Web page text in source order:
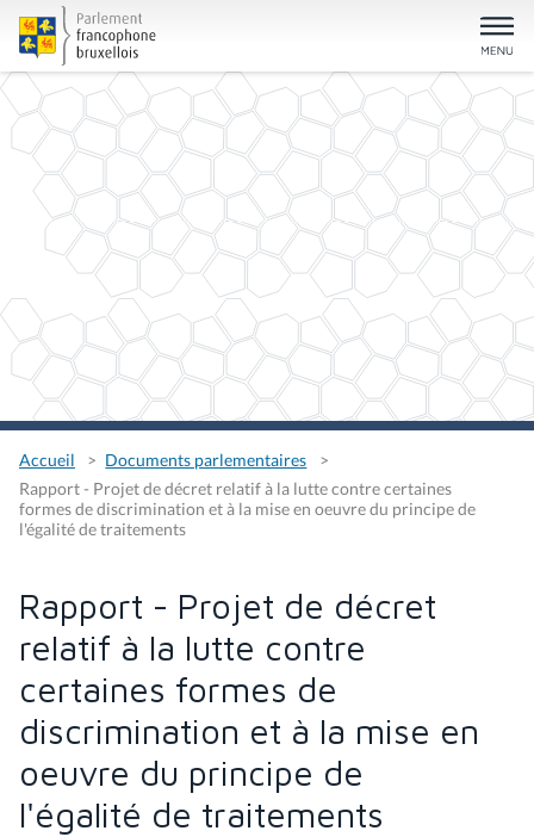
Accueil
Documents parlementaires
Rapport - Projet de décret relatif à la lutte contre certaines
formes de discrimination et à la mise en oeuvre du principe de
l'égalité de traitements
Rapport - Projet de décret
relatif à la lutte contre
certaines formes de
discrimination et à la mise en
oeuvre du principe de
l'égalité de traitements